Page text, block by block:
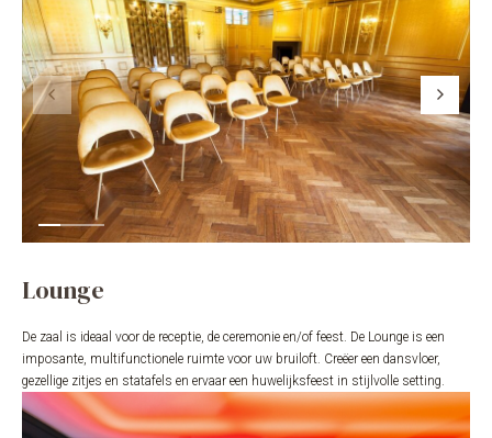
Lounge
De zaal is ideaal voor de receptie, de ceremonie en/of feest. De Lounge is een
imposante, multifunctionele ruimte voor uw bruiloft. Creëer een dansvloer,
gezellige zitjes en statafels en ervaar een huwelijksfeest in stijlvolle setting.